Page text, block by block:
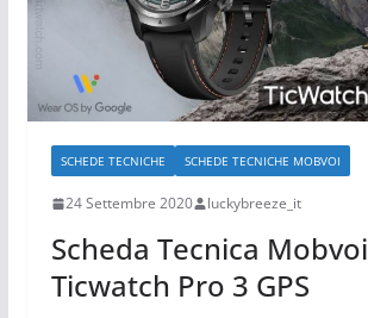
SCHEDE TECNICHE SCHEDE TECNICHE MOBVOI
24 Settembre 2020 luckybreeze_it
Scheda Tecnica Mobvoi
Ticwatch Pro 3 GPS